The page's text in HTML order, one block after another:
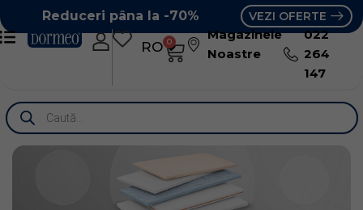
Reduceri pâna la -70% VEZI OFERTE
RO
RU
0
Magazinele
Noastre
022
264
147